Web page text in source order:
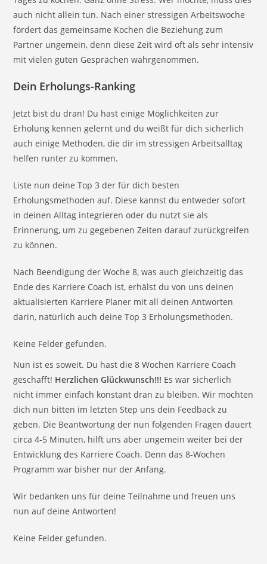
auch nicht allein tun. Nach einer stressigen Arbeitswoche
fördert das gemeinsame Kochen die Beziehung zum
Partner ungemein, denn diese Zeit wird oft als sehr intensiv
mit vielen guten Gesprächen wahrgenommen.
Dein Erholungs-Ranking
Jetzt bist du dran! Du hast einige Möglichkeiten zur
Erholung kennen gelernt und du weißt für dich sicherlich
auch einige Methoden, die dir im stressigen Arbeitsalltag
helfen runter zu kommen.
Liste nun deine Top 3 der für dich besten
Erholungsmethoden auf. Diese kannst du entweder sofort
in deinen Alltag integrieren oder du nutzt sie als
Erinnerung, um zu gegebenen Zeiten darauf zurückgreifen
zu können.
Nach Beendigung der Woche 8, was auch gleichzeitig das
Ende des Karriere Coach ist, erhälst du von uns deinen
aktualisierten Karriere Planer mit all deinen Antworten
darin, natürlich auch deine Top 3 Erholungsmethoden.
Keine Felder gefunden.
Nun ist es soweit. Du hast die 8 Wochen Karriere Coach
geschafft! Herzlichen Glückwunsch!!! Es war sicherlich
nicht immer einfach konstant dran zu bleiben. Wir möchten
dich nun bitten im letzten Step uns dein Feedback zu
geben. Die Beantwortung der nun folgenden Fragen dauert
circa 4-5 Minuten, hilft uns aber ungemein weiter bei der
Entwicklung des Karriere Coach. Denn das 8-Wochen
Programm war bisher nur der Anfang.
Wir bedanken uns für deine Teilnahme und freuen uns
nun auf deine Antworten!
Keine Felder gefunden.